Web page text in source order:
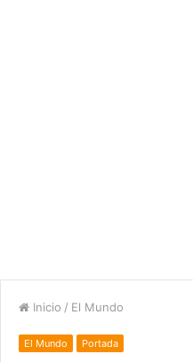
Inicio / El Mundo
El Mundo Portada